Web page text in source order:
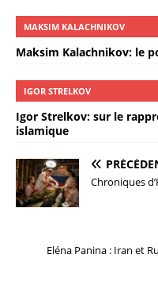
MAKSIM KALACHNIKOV
Maksim Kalachnikov: le
IGOR STRELKOV
Igor Strelkov: sur le
islamique
Chroniques
Eléna Panina : Iran et